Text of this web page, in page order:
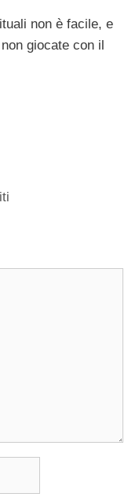
non è facile, e
giocate con il